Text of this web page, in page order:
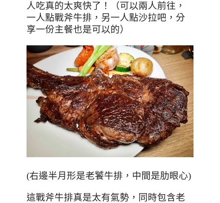
人吃真的太爽快了！（可以兩人前往，
一人點戰斧牛排，另一人點沙拉吧，分
享一份主餐也是可以的）
(右邊半月形是老饕牛排，中間是肋眼心)
這戰斧牛排真是太有氣勢，同時包含老